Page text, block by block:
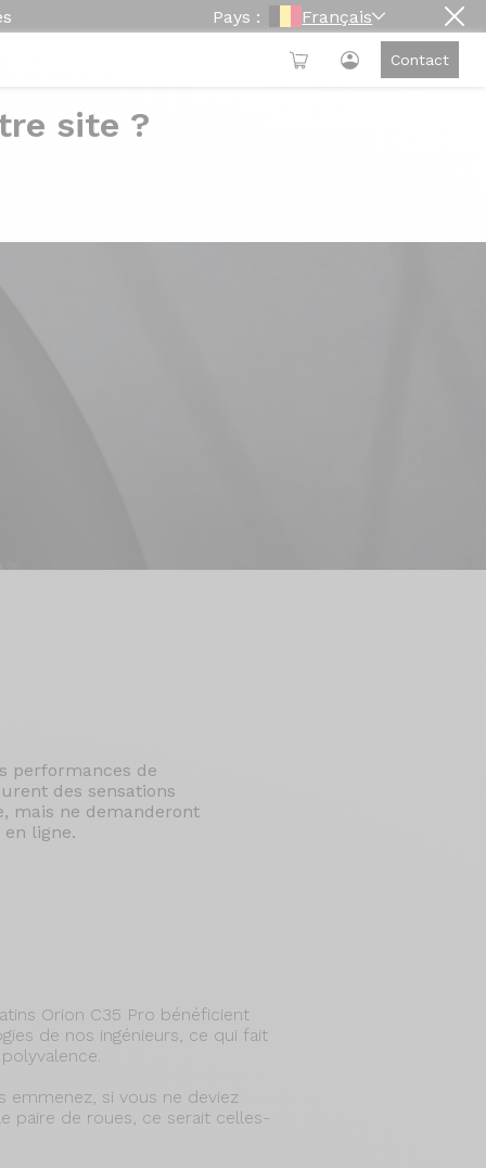
Pays : Français
Contact
site ?
performances de
des sensations
mais ne demanderont
ligne.
Orion C35 Pro bénéficient
de nos ingénieurs, ce qui fait
emmenez, si vous ne deviez
paire de roues, ce serait celles-